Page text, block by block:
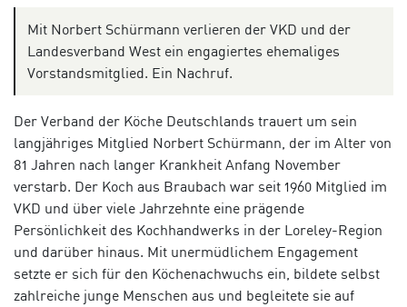
Mit Norbert Schürmann verlieren der VKD und der
Landesverband West ein engagiertes ehemaliges
Vorstandsmitglied. Ein Nachruf.
Der Verband der Köche Deutschlands trauert um sein
langjähriges Mitglied Norbert Schürmann, der im Alter von
81 Jahren nach langer Krankheit Anfang November
verstarb. Der Koch aus Braubach war seit 1960 Mitglied im
VKD und über viele Jahrzehnte eine prägende
Persönlichkeit des Kochhandwerks in der Loreley-Region
und darüber hinaus. Mit unermüdlichem Engagement
setzte er sich für den Köchenachwuchs ein, bildete selbst
zahlreiche junge Menschen aus und begleitete sie auf